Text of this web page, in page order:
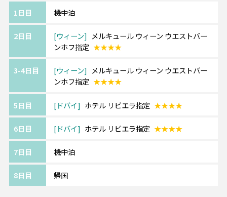
Westbahnhof》━━・・
などの利用にも便利です。
ホテル内にはレストラン・バー、コーヒーシ
《『4ッ星』ドバイ/ホテル リビエラ/Hotel
Riviera 》
日本人観光客に大人気のホテル。日本食レス
トランもあります。
まで徒歩約3分、
1日目 機中泊
2日目 ウィーン
メルキュール ウィーン ウエストバー
ンホフ指定 ★★★★
3-4日目 ウィーン
メルキュール ウィーン ウエストバー
ンホフ指定 ★★★★
5日目 ドバイ ホテル リビエラ指定 ★★★★
6日目 ドバイ ホテル リビエラ指定 ★★★★
7日目 機中泊
8日目 帰国